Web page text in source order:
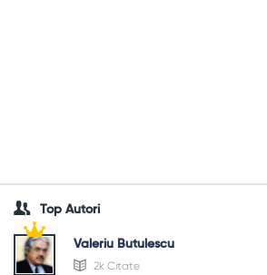
Top Autori
Valeriu Butulescu
2k Citate